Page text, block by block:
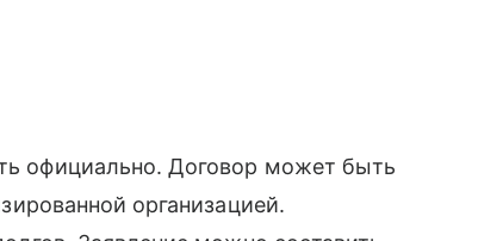
официально. Договор может быть
организацией.